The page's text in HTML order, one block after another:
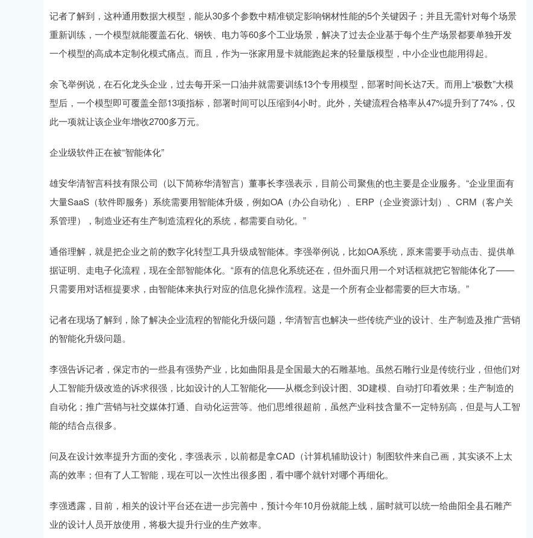
记者了解到，这种通用数据大模型，能从30多个参数中精准锁定影响钢材性能的5个关键因子；并且无需针对每个场景
重新训练，一个模型就能覆盖石化、钢铁、电力等60多个工业场景，解决了过去企业基于每个生产场景都要单独开发
一个模型的高成本定制化模式痛点。而且，作为一张家用显卡就能跑起来的轻量版模型，中小企业也能用得起。
余飞举例说，在石化龙头企业，过去每开采一口油井就需要训练13个专用模型，部署时间长达7天。而用上“极数”大模
型后，一个模型即可覆盖全部13项指标，部署时间可以压缩到4小时。此外，关键流程合格率从47%提升到了74%，仅
此一项就让该企业年增收2700多万元。
企业级软件正在被“智能体化”
雄安华清智言科技有限公司（以下简称华清智言）董事长李强表示，目前公司聚焦的也主要是企业服务。“企业里面有
大量SaaS（软件即服务）系统需要用智能体升级，例如OA（办公自动化）、ERP（企业资源计划）、CRM（客户关
系管理），制造业还有生产制造流程化的系统，都需要自动化。”
通俗理解，就是把企业之前的数字化转型工具升级成智能体。李强举例说，比如OA系统，原来需要手动点击、提供单
据证明、走电子化流程，现在全部智能体化。“原有的信息化系统还在，但外面只用一个对话框就把它智能体化了——
只需要用对话框提要求，由智能体来执行对应的信息化操作流程。这是一个所有企业都需要的巨大市场。”
记者在现场了解到，除了解决企业流程的智能化升级问题，华清智言也解决一些传统产业的设计、生产制造及推广营销
的智能化升级问题。
李强告诉记者，保定市的一些县有强势产业，比如曲阳县是全国最大的石雕基地。虽然石雕行业是传统行业，但他们对
人工智能升级改造的诉求很强，比如设计的人工智能化——从概念到设计图、3D建模、自动打印看效果；生产制造的
自动化；推广营销与社交媒体打通、自动化运营等。他们思维很超前，虽然产业科技含量不一定特别高，但是与人工智
能的结合点很多。
问及在设计效率提升方面的变化，李强表示，以前都是拿CAD（计算机辅助设计）制图软件来自己画，其实谈不上太
高的效率；但有了人工智能，现在可以一次性出很多图，看中哪个就针对哪个再细化。
李强透露，目前，相关的设计平台还在进一步完善中，预计今年10月份就能上线，届时就可以统一给曲阳全县石雕产
业的设计人员开放使用，将极大提升行业的生产效率。